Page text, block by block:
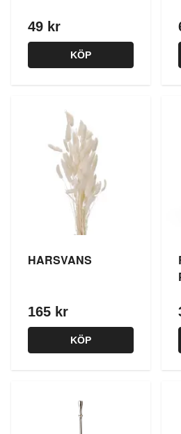
49 kr
KÖP
HARSVANS
165 kr
KÖP